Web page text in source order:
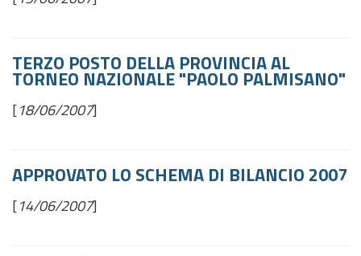
TERZO POSTO DELLA PROVINCIA AL
TORNEO NAZIONALE "PAOLO PALMISANO"
[18/06/2007]
APPROVATO LO SCHEMA DI BILANCIO 2007
[14/06/2007]